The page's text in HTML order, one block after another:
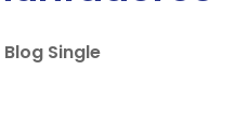
Blog Single